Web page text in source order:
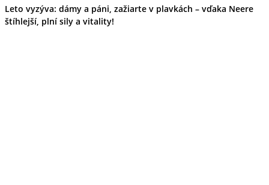
Leto vyzýva: dámy a páni, zažiarte v plavkách – vďaka Neere
štíhlejší, plní sily a vitality!